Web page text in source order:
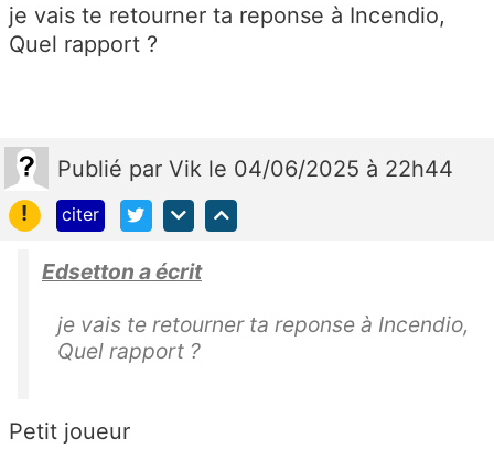
je vais te retourner ta reponse à Incendio,
Quel rapport ?
Publié par Vik le 04/06/2025 à 22h44
!
citer
Edsetton a écrit
je vais te retourner ta reponse à Incendio,
Quel rapport ?
Petit joueur